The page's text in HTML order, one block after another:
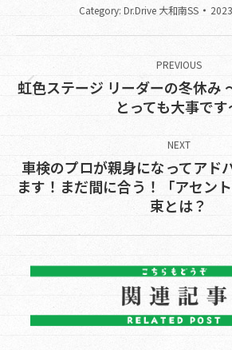
Category: Dr.Drive 大和南SS
Post
navigation
PREVIOUS
Previous
post:
虹色ステージ リーダーの冬休み
とっても大事です
NEXT
Next
post:
車検のプロが親身になってアド
ます！まだ間に合う！「アセン
束とは？